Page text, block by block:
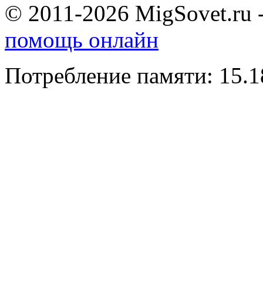
© 2011-2026 MigSovet.ru
помощь онлайн
Потребление памяти: